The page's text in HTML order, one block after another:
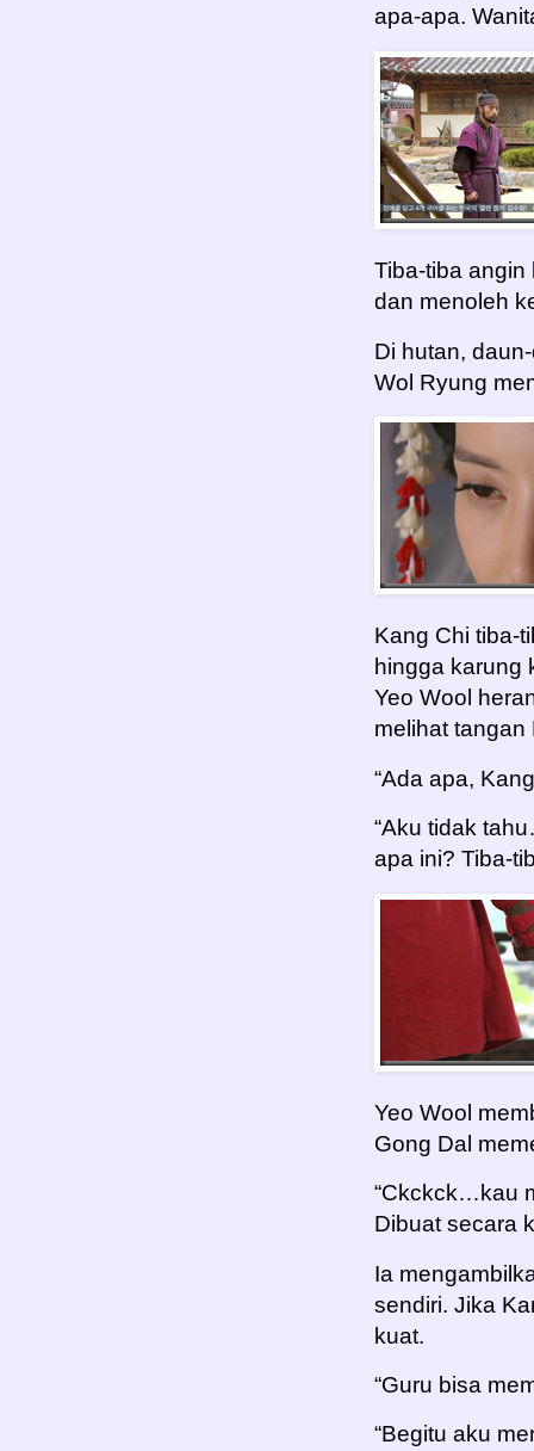
apa-apa.
Tiba-tiba
dan menoleh
Di hutan,
Wol Ryung
Kang Chi tiba-
hingga karung
Yeo Wool
melihat tangan
“Ada apa,
“Aku tidak
apa ini? Tiba-
Yeo Wool
Gong Dal
“Ckckck…kau
Dibuat secara
Ia
sendiri. Jika
kuat.
“Guru bisa
“Begitu aku